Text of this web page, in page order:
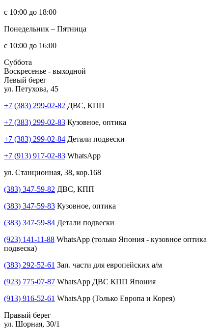
с 10:00 до 18:00
Понедельник – Пятница
с 10:00 до 16:00
Суббота
Воскресенье - выходной
Левый берег
ул. Петухова, 45
+7 (383) 299-02-82 ДВС, КПП
+7 (383) 299-02-83 Кузовное, оптика
+7 (383) 299-02-84 Детали подвески
+7 (913) 917-02-83 WhatsApp
ул. Станционная, 38, кор.168
(383) 347-59-82 ДВС, КПП
(383) 347-59-83 Кузовное, оптика
(383) 347-59-84 Детали подвески
(923) 141-11-88 WhatsApp (только Япония - кузовное оптика
подвеска)
(383) 292-52-61 Зап. части для европейских а/м
(923) 775-07-87 WhatsApp ДВС КПП Япония
(913) 916-52-61 WhatsApp (Только Европа и Корея)
Правый берег
ул. Шорная, 30/1